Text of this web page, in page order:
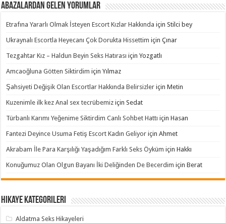
Abazalardan Gelen Yorumlar
Etrafına Yararlı Olmak İsteyen Escort Kızlar Hakkında içinStilci bey
Ukraynalı Escortla Heyecanı Çok Dorukta Hissettim içinÇınar
Tezgahtar Kız – Haldun Beyin Seks Hatırası içinYozgatlı
Amcaoğluna Götten Siktirdim içinYılmaz
Şahsiyeti Değişik Olan Escortlar Hakkında Belirsizler içinMetin
Kuzenimle ilk kez Anal sex tecrübemiz içinSedat
Türbanlı Karımı Yeğenime Siktirdim Canlı Sohbet Hattı içinHasan
Fantezi Deyince Usuma Fetiş Escort Kadın Geliyor içinAhmet
Akrabam İle Para Karşılığı Yaşadığım Farklı Seks Öyküm içinHakkı
Konuğumuz Olan Olgun Bayanı İki Deliğinden De Becerdim içinBerat
Hikaye Kategorileri
Aldatma Seks Hikayeleri